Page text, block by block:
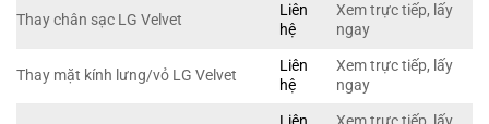
Thay chân sạc LG Velvet
Liên
hệ
Xem trực tiếp, lấy
ngay
Thay mặt kính lưng/vỏ LG Velvet
Liên
hệ
Xem trực tiếp, lấy
ngay